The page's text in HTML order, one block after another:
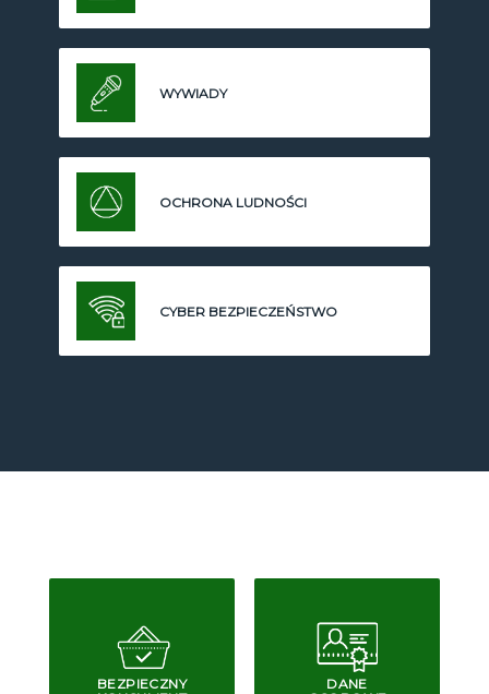
WYWIADY
OCHRONA LUDNOŚCI
CYBER BEZPIECZEŃSTWO
BEZPIECZNY
DANE